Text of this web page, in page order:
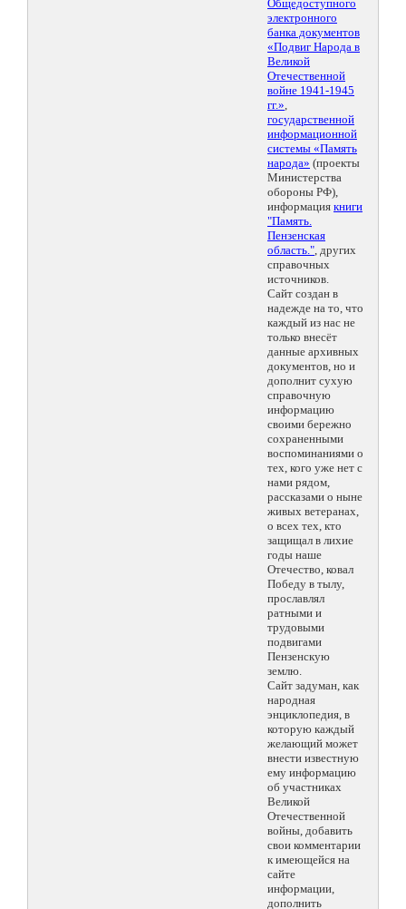
Общедоступного
электронного
банка документов
«Подвиг Народа в
Великой
Отечественной
войне 1941-1945
гг.»,
государственной
информационной
системы «Память
народа» (проекты
Министерства
обороны РФ),
информация книги
"Память.
Пензенская
область.", других
справочных
источников.
Сайт создан в
надежде на то, что
каждый из нас не
только внесёт
данные архивных
документов, но и
дополнит сухую
справочную
информацию
своими бережно
сохраненными
воспоминаниями о
тех, кого уже нет с
нами рядом,
рассказами о ныне
живых ветеранах,
о всех тех, кто
защищал в лихие
годы наше
Отечество, ковал
Победу в тылу,
прославлял
ратными и
трудовыми
подвигами
Пензенскую
землю.
Сайт задуман, как
народная
энциклопедия, в
которую каждый
желающий может
внести известную
ему информацию
об участниках
Великой
Отечественной
войны, добавить
свои комментарии
к имеющейся на
сайте
информации,
дополнить